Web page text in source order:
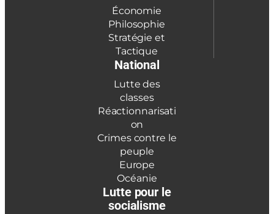
Économie
Philosophie
Stratégie et
Tactique
National
Lutte des
classes
Réactionnarisati
on
Crimes contre le
peuple
Europe
Océanie
Lutte pour le
socialisme